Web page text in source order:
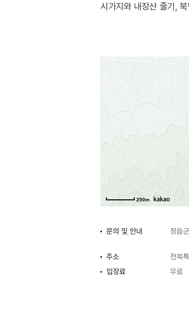
시가지와 내장산 줄기,
내려다보인다. 산 중턱
남근석, 정읍사 망부상,
250m
문의 및 안내 정읍
주소
전북
입장료
무료